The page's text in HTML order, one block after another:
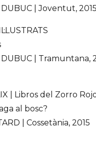
| Joventut, 2015
| Tramuntana,
| Libros del Zorro
al bosc?
| Cossetània, 2015